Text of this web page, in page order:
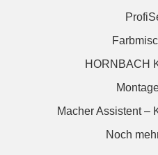
HORNBACH
Macher Assistent –
Noch